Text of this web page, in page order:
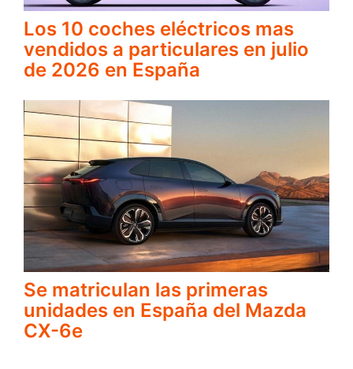
Los 10 coches eléctricos mas
vendidos a particulares en julio
de 2026 en España
Se matriculan las primeras
unidades en España del Mazda
CX-6e